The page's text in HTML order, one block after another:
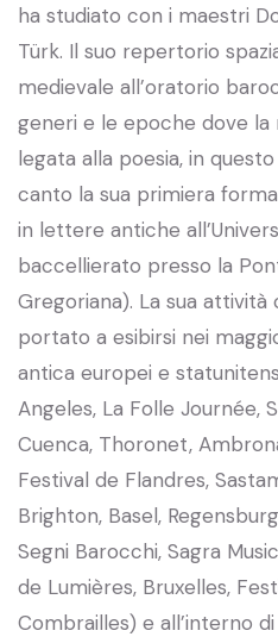
ha studiato con i maestri
Türk. Il suo repertorio
medievale all’oratorio
generi e le epoche dove la
legata alla poesia, in
canto la sua primiera
in lettere antiche
baccellierato presso la
Gregoriana). La sua
portato a esibirsi nei
antica europei e
Angeles, La Folle Journée,
Cuenca, Thoronet,
Festival de Flandres,
Brighton, Basel,
Segni Barocchi, Sagra
de Lumières, Bruxelles,
Combrailles) e all’interno